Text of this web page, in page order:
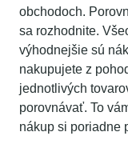
obchodoch.
sa rozhodnite.
výhodnejšie sú
nakupujete z
jednotlivých
porovnávať. To
nákup si poriadne